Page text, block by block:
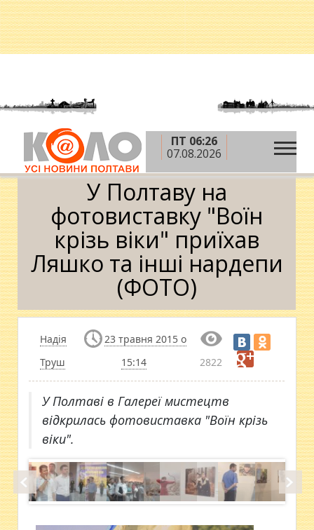
ПТ 06:26
07.08.2026
Головна » АТО »У Полтаву на фотовиставку "Воїн
крізь віки" приїхав Ляшко та інші нардепи (ФОТО)
У Полтаву на
фотовиставку "Воїн
крізь віки" приїхав
Ляшко та інші нардепи
(ФОТО)
Надія
Труш
23 травня 2015 о
15:14
2822
У Полтаві в Галереї мистецтв
відкрилась фотовиставка "Воїн крізь
віки".